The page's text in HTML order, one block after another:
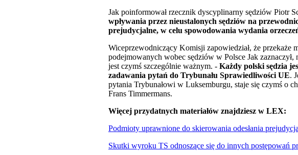
Jak poinformował rzecznik dyscyplinarny sędziów Piotr
wpływania przez nieustalonych sędziów na
prejudycjalne, w celu spowodowania wydania
Wiceprzewodniczący Komisji zapowiedział, że
podejmowanych wobec sędziów w Polsce Jak
jest czymś szczególnie ważnym. - Każdy polski sędzia
zadawania pytań do Trybunału Sprawiedliwości UE.
pytania Trybunałowi w Luksemburgu, staje się czymś o
Frans Timmermans.
Więcej przydatnych materiałów znajdziesz w LEX:
Podmioty uprawnione do skierowania odesłania
Skutki wyroku TS odnoszące się do innych postępowań